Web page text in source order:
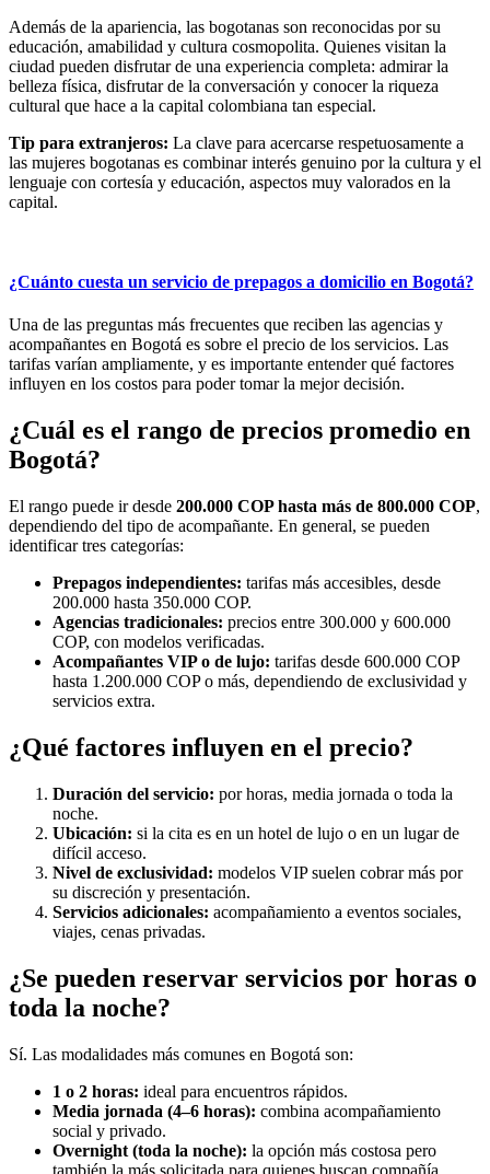
Además de la apariencia, las bogotanas son reconocidas por su
educación, amabilidad y cultura cosmopolita. Quienes visitan la
ciudad pueden disfrutar de una experiencia completa: admirar la
belleza física, disfrutar de la conversación y conocer la riqueza
cultural que hace a la capital colombiana tan especial.
Tip para extranjeros: La clave para acercarse respetuosamente a
las mujeres bogotanas es combinar interés genuino por la cultura y el
lenguaje con cortesía y educación, aspectos muy valorados en la
capital.
¿Cuánto cuesta un servicio de prepagos a domicilio en Bogotá?
Una de las preguntas más frecuentes que reciben las agencias y
acompañantes en Bogotá es sobre el precio de los servicios. Las
tarifas varían ampliamente, y es importante entender qué factores
influyen en los costos para poder tomar la mejor decisión.
¿Cuál es el rango de precios promedio en
Bogotá?
El rango puede ir desde 200.000 COP hasta más de 800.000 COP,
dependiendo del tipo de acompañante. En general, se pueden
identificar tres categorías:
Prepagos independientes: tarifas más accesibles, desde
200.000 hasta 350.000 COP.
Agencias tradicionales: precios entre 300.000 y 600.000
COP, con modelos verificadas.
Acompañantes VIP o de lujo: tarifas desde 600.000 COP
hasta 1.200.000 COP o más, dependiendo de exclusividad y
servicios extra.
¿Qué factores influyen en el precio?
Duración del servicio: por horas, media jornada o toda la
noche.
Ubicación: si la cita es en un hotel de lujo o en un lugar de
difícil acceso.
Nivel de exclusividad: modelos VIP suelen cobrar más por
su discreción y presentación.
Servicios adicionales: acompañamiento a eventos sociales,
viajes, cenas privadas.
¿Se pueden reservar servicios por horas o
toda la noche?
Sí. Las modalidades más comunes en Bogotá son:
1 o 2 horas: ideal para encuentros rápidos.
Media jornada (4–6 horas): combina acompañamiento
social y privado.
Overnight (toda la noche): la opción más costosa pero
también la más solicitada para quienes buscan compañía